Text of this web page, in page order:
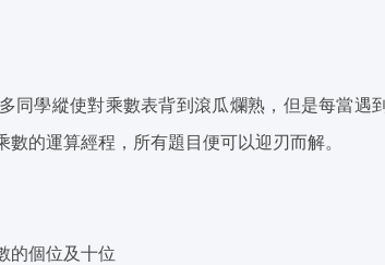
同學縱使對乘數表背到滾瓜爛熟，但是每當遇
的運算經程，所有題目便可以迎刃而解。
的個位及十位